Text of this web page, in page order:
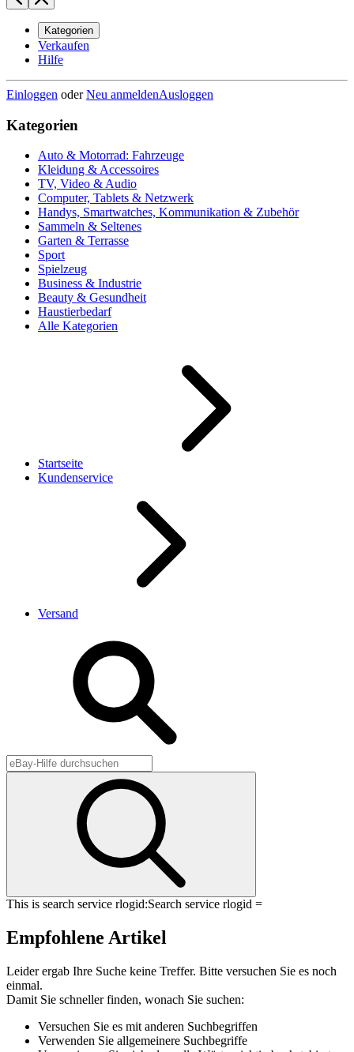
Kategorien
Verkaufen
Hilfe
Einloggen oderNeu anmeldenAusloggen
Kategorien
Auto & Motorrad: Fahrzeuge
Kleidung & Accessoires
TV, Video & Audio
Computer, Tablets & Netzwerk
Handys, Smartwatches, Kommunikation & Zubehör
Sammeln & Seltenes
Garten & Terrasse
Sport
Spielzeug
Business & Industrie
Beauty & Gesundheit
Haustierbedarf
Alle Kategorien
Startseite
Kundenservice
Versand
This is search service rlogid:Search service rlogid =
Empfohlene Artikel
Leider ergab Ihre Suche keine Treffer. Bitte versuchen Sie es noch
einmal.
Damit Sie schneller finden, wonach Sie suchen:
Versuchen Sie es mit anderen Suchbegriffen
Verwenden Sie allgemeinere Suchbegriffe